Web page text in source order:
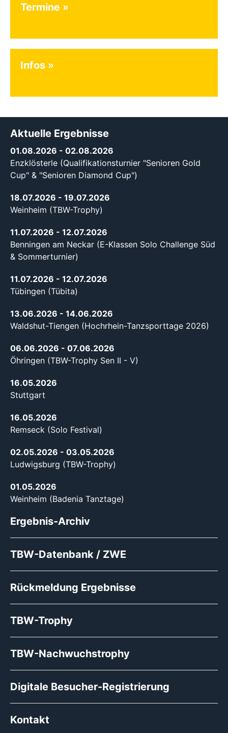
Termine
Infos
Aktuelle Ergebnisse
01.08.2026 - 02.08.2026
Enzklösterle (Qualifikationsturnier "Senioren Gold
Cup" & "Senioren Diamond Cup")
18.07.2026 - 19.07.2026
Weinheim (TBW-Trophy)
11.07.2026 - 12.07.2026
Benningen am Neckar (E-Klassen Solo Challenge Süd
& Sommerturnier)
11.07.2026 - 12.07.2026
Tübingen (Tübita)
13.06.2026 - 14.06.2026
Waldshut-Tiengen (Hochrhein-Tanzsporttage 2026)
06.06.2026 - 07.06.2026
Öhringen (TBW-Trophy Sen II - V)
16.05.2026
Stuttgart
16.05.2026
Remseck (Solo Festival)
02.05.2026 - 03.05.2026
Ludwigsburg (TBW-Trophy)
01.05.2026
Weinheim (Badenia Tanztage)
Ergebnis-Archiv
TBW-Datenbank / ZWE
Rückmeldung Ergebnisse
TBW-Trophy
TBW-Nachwuchstrophy
Digitale Besucher-Registrierung
Kontakt